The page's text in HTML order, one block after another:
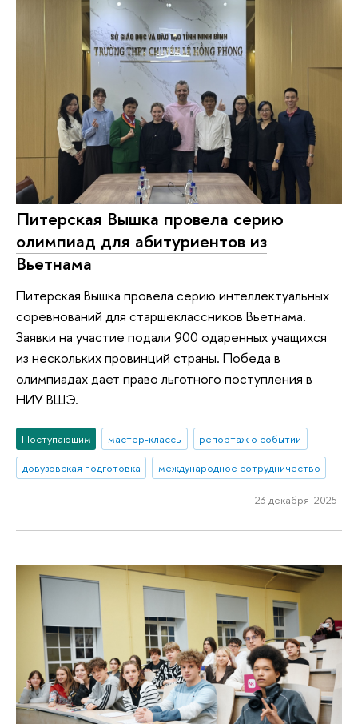
Питерская Вышка провела серию
олимпиад для абитуриентов из
Вьетнама
Питерская Вышка провела серию интеллектуальных
соревнований для старшеклассников Вьетнама.
Заявки на участие подали 900 одаренных учащихся
из нескольких провинций страны. Победа в
олимпиадах дает право льготного поступления в
НИУ ВШЭ.
Поступающим мастер-классы
репортаж о событии
довузовская подготовка
международное сотрудничество
23 декабря 2025